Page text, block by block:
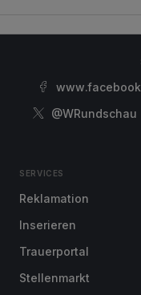
@WRundschau
SERVICES
Reklamation
Inserieren
Trauerportal
Stellenmarkt